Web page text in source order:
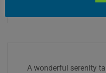
A wonderful serenity